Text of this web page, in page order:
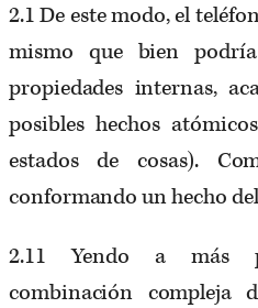
2.1 De este modo, el
mismo que bien
propiedades internas,
posibles hechos
estados de cosas).
conformando un hecho
2.11 Yendo a más
combinación compleja